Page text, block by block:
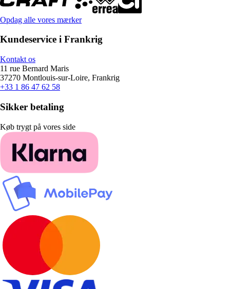
Opdag alle vores mærker
Kundeservice i Frankrig
Kontakt os
11 rue Bernard Maris
37270 Montlouis-sur-Loire, Frankrig
+33 1 86 47 62 58
Sikker betaling
Køb trygt på vores side